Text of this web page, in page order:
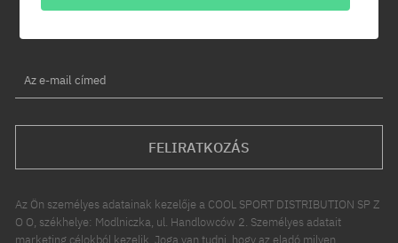
Ráadásul kapsz egy -5% kedvezménykódot az egész
Az e-mail címed
FELIRATKOZÁS
Az Ön személyes adatainak kezelője a COOL SPORT DISTRIBUTION SP Z
O O, székhelye: Modlniczka, ul. Handlowców 2. Személyes adatait